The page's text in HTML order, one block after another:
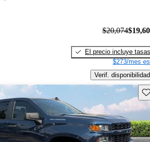
$20,074
El precio incluye tasas
$273/mes
Verif. disponibilidad